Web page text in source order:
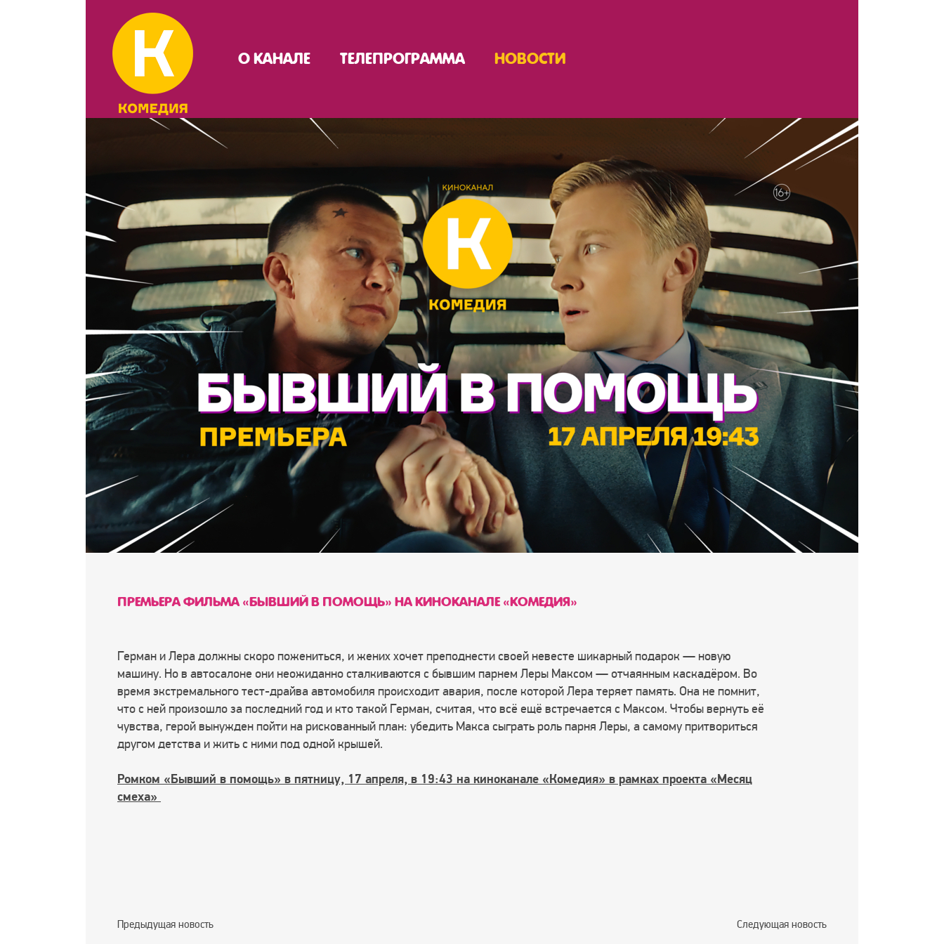
О КАНАЛЕ ТЕЛЕПРОГРАММА НОВОСТИ
ПРЕМЬЕРА ФИЛЬМА «БЫВШИЙ В ПОМОЩЬ» НА КИНОКАНАЛЕ «КОМЕДИЯ»
Герман и Лера должны скоро пожениться, и жених хочет преподнести своей невесте шикарный подарок — новую
машину. Но в автосалоне они неожиданно сталкиваются с бывшим парнем Леры Максом — отчаянным каскадёром. Во
время экстремального тест-драйва автомобиля происходит авария, после которой Лера теряет память. Она не помнит,
что с ней произошло за последний год и кто такой Герман, считая, что всё ещё встречается с Максом. Чтобы вернуть её
чувства, герой вынужден пойти на рискованный план: убедить Макса сыграть роль парня Леры, а самому притвориться
другом детства и жить с ними под одной крышей.
Ромком «Бывший в помощь» в пятницу, 17 апреля, в 19:43 на киноканале «Комедия» в рамках проекта «Месяц
смеха»
Предыдущая новость Следующая новость